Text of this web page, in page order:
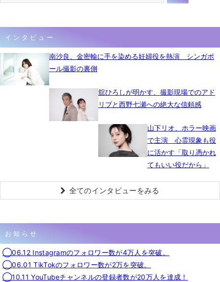
インタビュー
南沙良、金密輸に手を染める妊婦役を熱演 シンガポ
ール撮影の裏側
舘ひろしが明かす、撮影現場でのアド
リブと西野七瀬への絶大な信頼感
山下リオ、ホラー映画
で主演 心霊現象も役
に活かす「取り憑かれ
てもいい役だから」
全てのインタビューをみる
お知らせ
◯06.12 Instagramのフォロワー数が4万人を突破。
◯06.01 TikTokのフォロワー数が2万を突破。
◯10.11 YouTubeチャンネルの登録者数が20万人を達成！